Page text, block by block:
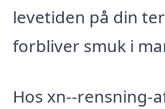
levetiden på din
forbliver smuk i
Hos xn--rensning-